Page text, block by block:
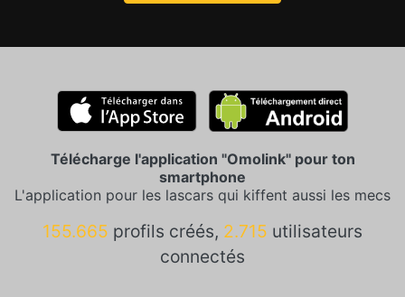
Télécharge l'application "Omolink" pour ton
smartphone
L'application pour les lascars qui kiffent aussi les mecs
155.665 profils créés, 2.715 utilisateurs
connectés